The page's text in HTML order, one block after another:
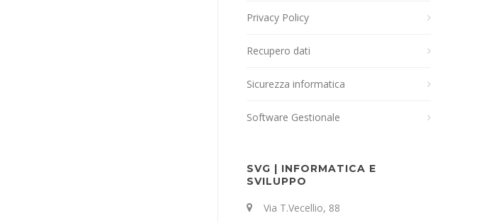
Privacy Policy
Recupero dati
Sicurezza informatica
Software Gestionale
SVG | INFORMATICA E
SVILUPPO
Via T.Vecellio, 88